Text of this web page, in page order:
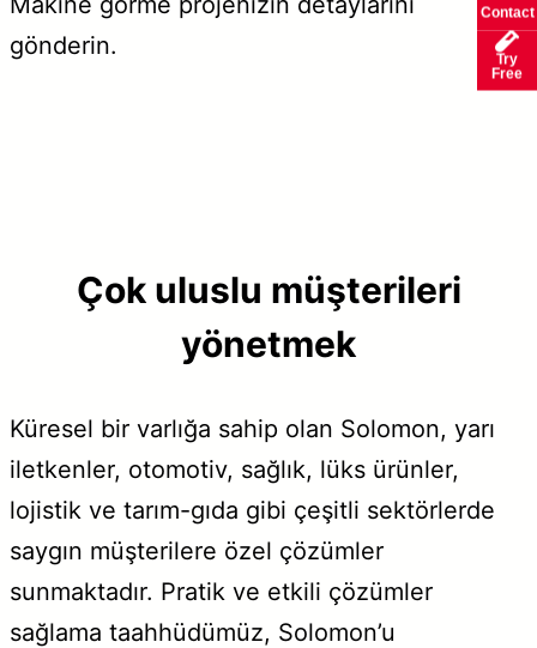
gönderin.
Contact
Try
Free
Çok uluslu müşterileri
yönetmek
Küresel bir varlığa sahip olan Solomon, yarı
iletkenler, otomotiv, sağlık, lüks ürünler,
lojistik ve tarım-gıda gibi çeşitli sektörlerde
saygın müşterilere özel çözümler
sunmaktadır. Pratik ve etkili çözümler
sağlama taahhüdümüz, Solomon’u